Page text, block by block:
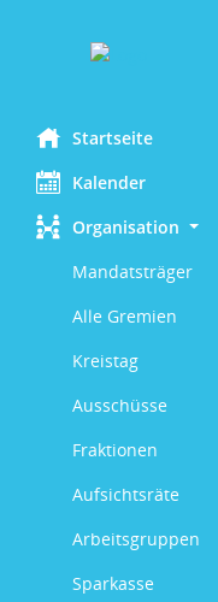
Startseite
Kalender
Organisation
Mandatsträger
Alle Gremien
Kreistag
Ausschüsse
Fraktionen
Aufsichtsräte
Arbeitsgruppen
Sparkasse